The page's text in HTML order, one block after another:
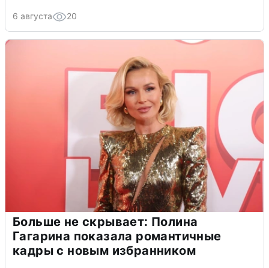
6 августа 20
Больше не скрывает: Полина
Гагарина показала романтичные
кадры с новым избранником